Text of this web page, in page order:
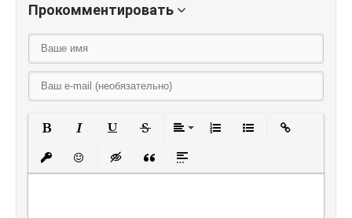
Прокомментировать
Вставить защищенную ссылку
Вставить смайлик
Вставка скрытого текста
Вставка цитаты
Вставка спойлера